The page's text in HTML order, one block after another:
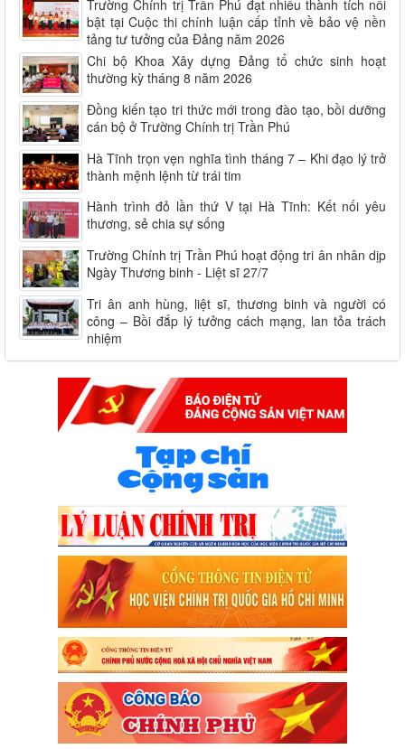
Trường Chính trị Trần Phú đạt nhiều thành tích nổi
bật tại Cuộc thi chính luận cấp tỉnh về bảo vệ nền
tảng tư tưởng của Đảng năm 2026
Chi bộ Khoa Xây dựng Đảng tổ chức sinh hoạt
thường kỳ tháng 8 năm 2026
Đồng kiến tạo tri thức mới trong đào tạo, bồi dưỡng
cán bộ ở Trường Chính trị Trần Phú
Hà Tĩnh trọn vẹn nghĩa tình tháng 7 – Khi đạo lý trở
thành mệnh lệnh từ trái tim
Hành trình đỏ lần thứ V tại Hà Tĩnh: Kết nối yêu
thương, sẻ chia sự sống
Trường Chính trị Trần Phú hoạt động tri ân nhân dịp
Ngày Thương binh - Liệt sĩ 27/7
Tri ân anh hùng, liệt sĩ, thương binh và người có
công – Bồi đắp lý tưởng cách mạng, lan tỏa trách
nhiệm